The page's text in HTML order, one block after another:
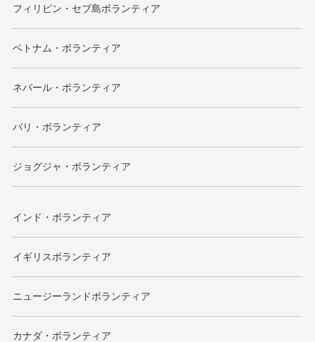
フィリピン・セブ島ボランティア
ベトナム・ボランティア
ネパール・ボランティア
バリ・ボランティア
ジョグジャ・ボランティア
インド・ボランティア
イギリスボランティア
ニュージーランドボランティア
カナダ・ボランティア